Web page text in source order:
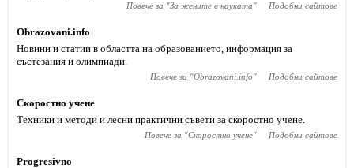
Повече за "За жените в науката" Подобни сайтове
Obrazovani.info
Новини и статии в областта на образованието, информация за
състезания и олимпиади.
Повече за "Obrazovani.info" Подобни сайтове
Скоростно учене
Техники и методи и лесни практични съвети за скоростно учене.
Повече за "Скоростно учене" Подобни сайтове
Progresivno